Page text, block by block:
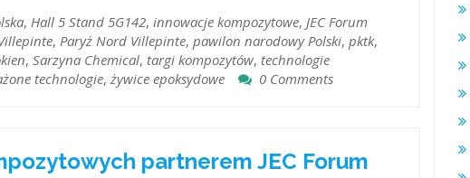
, Hall 5 Stand 5G142, innowacje kompozytowe, JEC Forum
, Paryż Nord Villepinte, pawilon narodowy Polski, pktk,
, Sarzyna Chemical, targi kompozytów, technologie
technologie, żywice epoksydowe 0 Comments
partnerem JEC Forum